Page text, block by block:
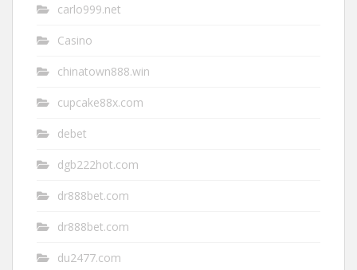
carlo999.net
Casino
chinatown888.win
cupcake88x.com
debet
dgb222hot.com
dr888bet.com
dr888bet.com
du2477.com